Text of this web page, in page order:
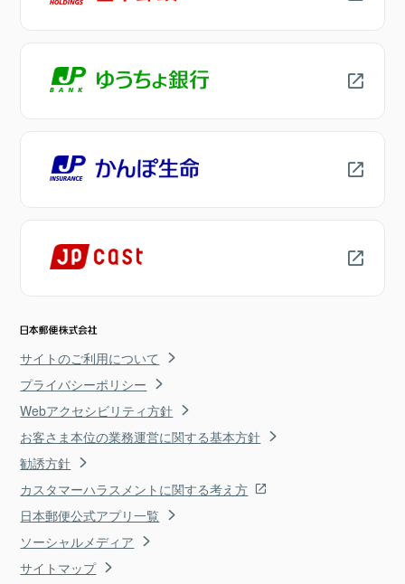
サイトのご利用について
プライバシーポリシー
Webアクセシビリティ方針
お客さま本位の業務運営に関する基本方針
勧誘方針
カスタマーハラスメントに関する考え方
日本郵便公式アプリ一覧
ソーシャルメディア
サイトマップ